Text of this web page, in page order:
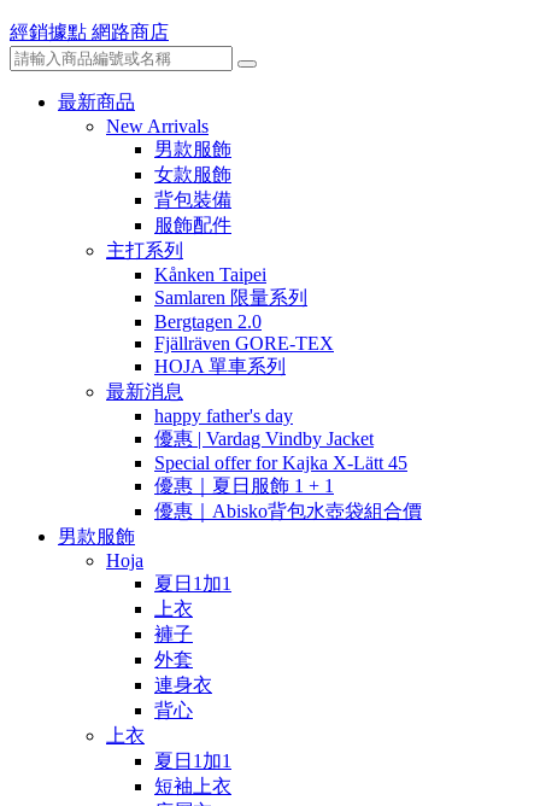
經銷據點 網路商店
最新商品
New Arrivals
男款服飾
女款服飾
背包裝備
服飾配件
主打系列
Kånken Taipei
Samlaren 限量系列
Bergtagen 2.0
Fjällräven GORE-TEX
HOJA 單車系列
最新消息
happy father's day
優惠 | Vardag Vindby Jacket
Special offer for Kajka X-Lätt 45
優惠｜夏日服飾 1 + 1
優惠｜Abisko背包水壺袋組合價
男款服飾
Hoja
夏日1加1
上衣
褲子
外套
連身衣
背心
上衣
夏日1加1
短袖上衣